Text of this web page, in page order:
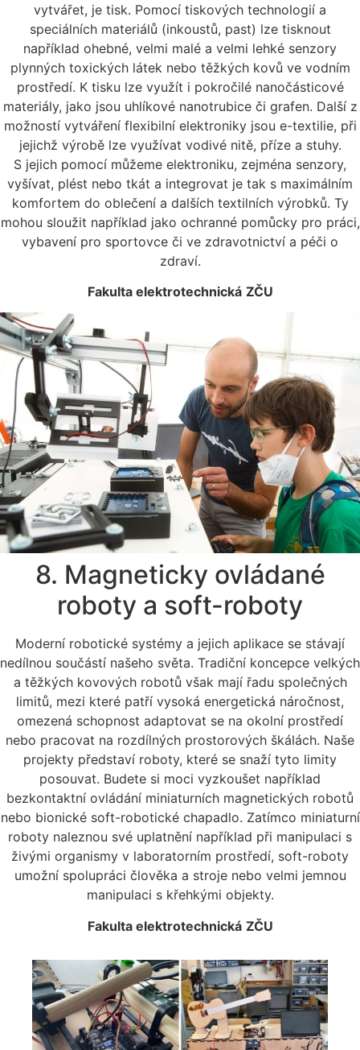
vytvářet, je tisk. Pomocí tiskových technologií a
speciálních materiálů (inkoustů, past) lze tisknout
například ohebné, velmi malé a velmi lehké senzory
plynných toxických látek nebo těžkých kovů ve vodním
prostředí. K tisku lze využít i pokročilé nanočásticové
materiály, jako jsou uhlíkové nanotrubice či grafen. Další z
možností vytváření flexibilní elektroniky jsou e-textilie, při
jejichž výrobě lze využívat vodivé nitě, příze a stuhy.
S jejich pomocí můžeme elektroniku, zejména senzory,
vyšívat, plést nebo tkát a integrovat je tak s maximálním
komfortem do oblečení a dalších textilních výrobků. Ty
mohou sloužit například jako ochranné pomůcky pro práci,
vybavení pro sportovce či ve zdravotnictví a péči o
zdraví.
Fakulta elektrotechnická ZČU
8. Magneticky ovládané
roboty a soft-roboty
Moderní robotické systémy a jejich aplikace se stávají
nedílnou součástí našeho světa. Tradiční koncepce velkých
a těžkých kovových robotů však mají řadu společných
limitů, mezi které patří vysoká energetická náročnost,
omezená schopnost adaptovat se na okolní prostředí
nebo pracovat na rozdílných prostorových škálách. Naše
projekty představí roboty, které se snaží tyto limity
posouvat. Budete si moci vyzkoušet například
bezkontaktní ovládání miniaturních magnetických robotů
nebo bionické soft-robotické chapadlo. Zatímco miniaturní
roboty naleznou své uplatnění například při manipulaci s
živými organismy v laboratorním prostředí, soft-roboty
umožní spolupráci člověka a stroje nebo velmi jemnou
manipulaci s křehkými objekty.
Fakulta elektrotechnická ZČU